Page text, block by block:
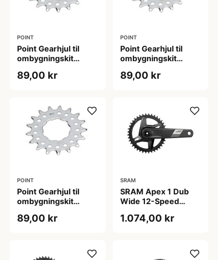
POINT
Point Gearhjul til
ombygningskit
tænder: 16)
89,00 kr
POINT
Point Gearhjul til
ombygningskit
tænder: 17)
89,00 kr
POINT
Point Gearhjul til
ombygningskit
tænder: 18)
89,00 kr
SRAM
SRAM Apex 1 Dub
Wide 12-Speed
1.074,00 kr